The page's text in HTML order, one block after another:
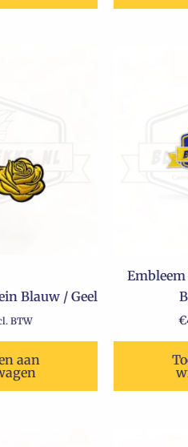
Blauw / Geel
BTW
aan
€